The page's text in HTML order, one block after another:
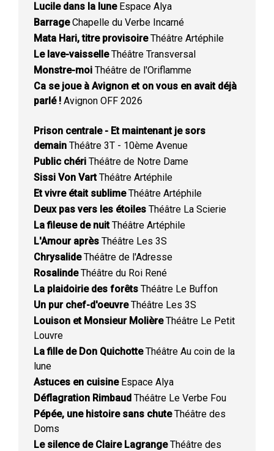
Lucile dans la luneEspace Alya
BarrageChapelle du Verbe Incarné
Mata Hari, titre provisoireThéâtre Artéphile
Le lave-vaisselleThéâtre Transversal
Monstre-moi Théâtre de l'Oriflamme
Ca se joue à Avignon et on vous en avait déjà
parlé ! Avignon OFF 2026
Prison centrale - Et maintenant je sors
demain Théâtre 3T - 10ème Avenue
Public chéri Théâtre de Notre Dame
Sissi Von VartThéâtre Artéphile
Et vivre était sublimeThéâtre Artéphile
Deux pas vers les étoiles Théâtre La Scierie
La fileuse de nuitThéâtre Artéphile
L'Amour après Théâtre Les 3S
ChrysalideThéâtre de l'Adresse
RosalindeThéâtre du Roi René
La plaidoirie des forêts Théâtre Le Buffon
Un pur chef-d'oeuvreThéâtre Les 3S
Louison et Monsieur MolièreThéâtre Le Petit
Louvre
La fille de Don QuichotteThéâtre Au coin de la
lune
Astuces en cuisineEspace Alya
Déflagration Rimbaud Théâtre Le Verbe Fou
Pépée, une histoire sans chuteThéâtre des
Doms
Le silence de Claire LagrangeThéâtre des